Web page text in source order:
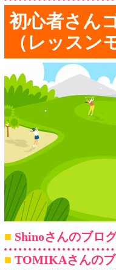
初心者さん
（レッスン
Shinoさんのブロ
TOMIKAさんの